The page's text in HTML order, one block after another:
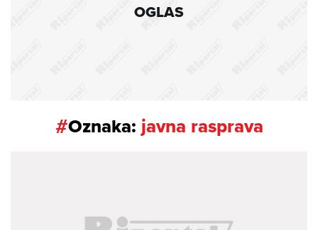
OGLAS
#Oznaka:javna rasprava